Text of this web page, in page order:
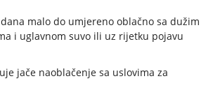
malo do umjereno oblačno sa dužim
i uglavnom suvo ili uz rijetku pojavu
jače naoblačenje sa uslovima za